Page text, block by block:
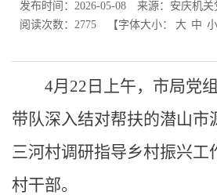
发布时间：2026-05-08 来源：安庆机关
阅读次数： 2775 【字体大小： 大 中 小
4月22日上午，市局党
带队深入结对帮扶的潜山市
三河村调研指导乡村振兴工
村干部。